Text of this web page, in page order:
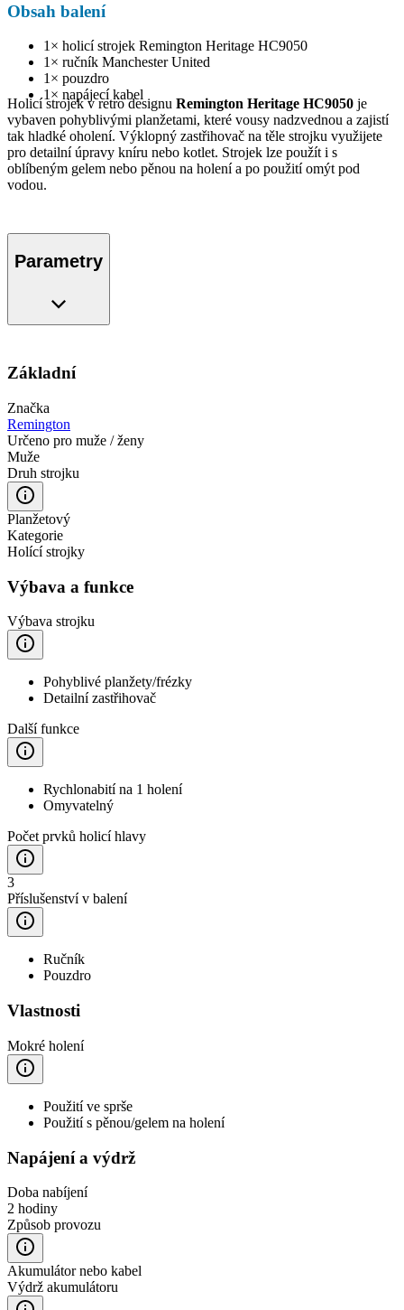
Obsah balení
1× holicí strojek Remington Heritage HC9050
1× ručník Manchester United
1× pouzdro
1× napájecí kabel
Holicí strojek v retro designu Remington Heritage HC9050 je
vybaven pohyblivými planžetami, které vousy nadzvednou a zajistí
tak hladké oholení. Výklopný zastřihovač na těle strojku využijete
pro detailní úpravy kníru nebo kotlet. Strojek lze použít i s
oblíbeným gelem nebo pěnou na holení a po použití omýt pod
vodou.
Parametry
Základní
Značka
Remington
Určeno pro muže / ženy
Muže
Druh strojku
Planžetový
Kategorie
Holící strojky
Výbava a funkce
Výbava strojku
Pohyblivé planžety/frézky
Detailní zastřihovač
Další funkce
Rychlonabití na 1 holení
Omyvatelný
Počet prvků holicí hlavy
3
Příslušenství v balení
Ručník
Pouzdro
Vlastnosti
Mokré holení
Použití ve sprše
Použití s pěnou/gelem na holení
Napájení a výdrž
Doba nabíjení
2 hodiny
Způsob provozu
Akumulátor nebo kabel
Výdrž akumulátoru